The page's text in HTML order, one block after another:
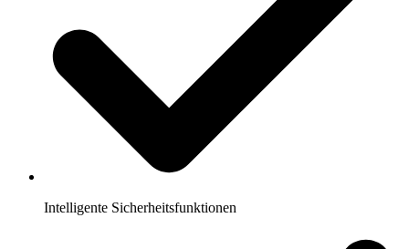
Intelligente Sicherheitsfunktionen